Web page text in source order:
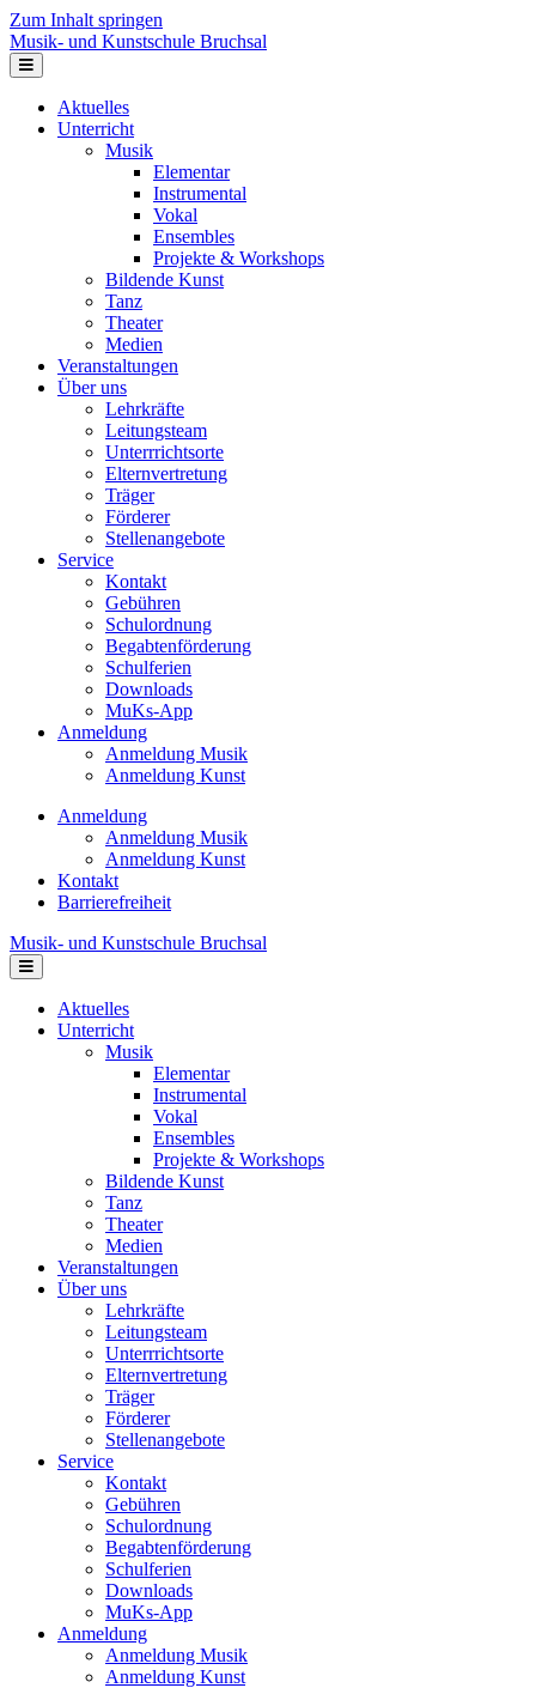
Zum Inhalt springen
Musik- und Kunstschule Bruchsal
Navigation
Aktuelles
Unterricht
Musik
Elementar
Instrumental
Vokal
Ensembles
Projekte & Workshops
Bildende Kunst
Tanz
Theater
Medien
Veranstaltungen
Über uns
Lehrkräfte
Leitungsteam
Unterrrichtsorte
Elternvertretung
Träger
Förderer
Stellenangebote
Service
Kontakt
Gebühren
Schulordnung
Begabtenförderung
Schulferien
Downloads
MuKs-App
Anmeldung
Anmeldung Musik
Anmeldung Kunst
Anmeldung
Anmeldung Musik
Anmeldung Kunst
Kontakt
Barrierefreiheit
Musik- und Kunstschule Bruchsal
Navigation
Aktuelles
Unterricht
Musik
Elementar
Instrumental
Vokal
Ensembles
Projekte & Workshops
Bildende Kunst
Tanz
Theater
Medien
Veranstaltungen
Über uns
Lehrkräfte
Leitungsteam
Unterrrichtsorte
Elternvertretung
Träger
Förderer
Stellenangebote
Service
Kontakt
Gebühren
Schulordnung
Begabtenförderung
Schulferien
Downloads
MuKs-App
Anmeldung
Anmeldung Musik
Anmeldung Kunst